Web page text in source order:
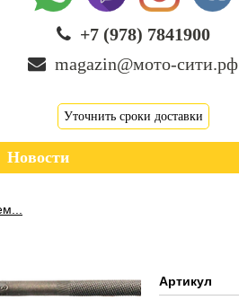
+7 (978) 7841900
magazin@мото-сити.рф
Уточнить сроки доставки
Новости
Артикул